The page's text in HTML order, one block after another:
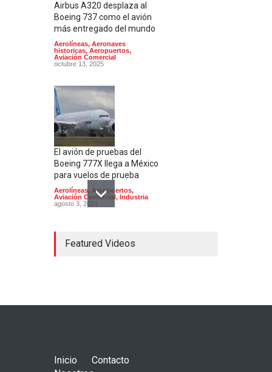
Airbus A320 desplaza al
Boeing 737 como el avión
más entregado del mundo
Aerolíneas, Aeronaves
historicas, Aeropuertos,
Aviación Comercial
octubre 13, 2025
El avión de pruebas del
Boeing 777X llega a México
para vuelos de prueba
Aerolíneas, Aeropuertos,
Aviación Comercial , Industria
agosto 3, 2024
Guadalajara inaugura una
Featured Videos
Inicio
Contacto